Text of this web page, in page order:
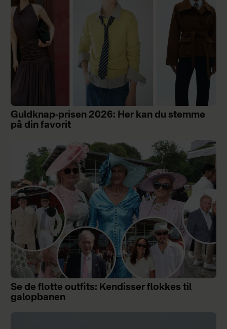
Guldknap-prisen 2026: Her kan du stemme
på din favorit
Se de flotte outfits: Kendisser flokkes til
galopbanen